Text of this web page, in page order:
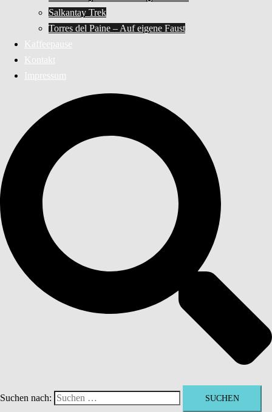
Salkantay Trek
Torres del Paine – Auf eigene Faust
Kaffeepause
Kontakt
Impressum
Suchen nach: